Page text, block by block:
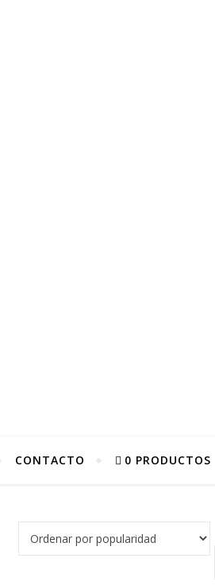
CONTACTO 0 PRODUCTOS